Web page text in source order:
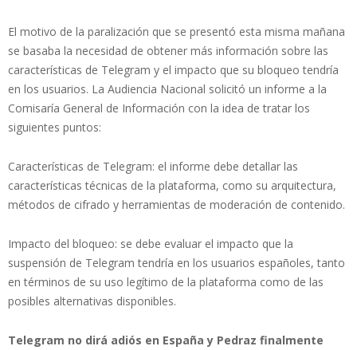
El motivo de la paralización que se presentó esta misma mañana
se basaba la necesidad de obtener más información sobre las
características de Telegram y el impacto que su bloqueo tendría
en los usuarios. La Audiencia Nacional solicitó un informe a la
Comisaría General de Información con la idea de tratar los
siguientes puntos:
Características de Telegram: el informe debe detallar las
características técnicas de la plataforma, como su arquitectura,
métodos de cifrado y herramientas de moderación de contenido.
Impacto del bloqueo: se debe evaluar el impacto que la
suspensión de Telegram tendría en los usuarios españoles, tanto
en términos de su uso legítimo de la plataforma como de las
posibles alternativas disponibles.
Telegram no dirá adiós en España y Pedraz finalmente